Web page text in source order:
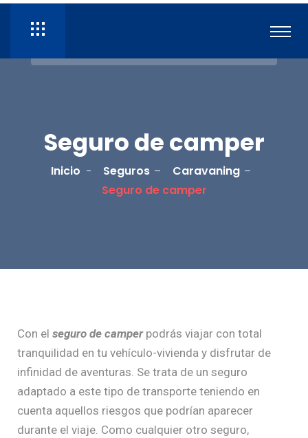
Seguro de camper
Inicio Seguros
Caravaning
Seguro de camper
Con el seguro de camperpodrás viajar con total
tranquilidad en tu vehículo-vivienda y disfrutar de
infinidad de aventuras. Se trata de un seguro
adaptado a este tipo de transporte teniendo en
cuenta aquellos riesgos que podrían aparecer
durante el viaje. Como cualquier otro seguro,